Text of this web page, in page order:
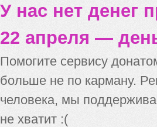
У нас нет денег
22 апреля —
Помогите сервису
больше не по карману.
человека, мы
не хватит :(